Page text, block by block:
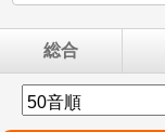
総合